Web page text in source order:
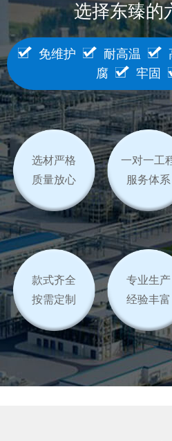
选择东臻的
免维护 耐高温
腐
牢固
选材严格
质量放心
一对一工
服务体系
款式齐全
按需定制
专业生产
经验丰富